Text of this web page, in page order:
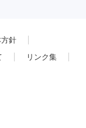
針
リンク集